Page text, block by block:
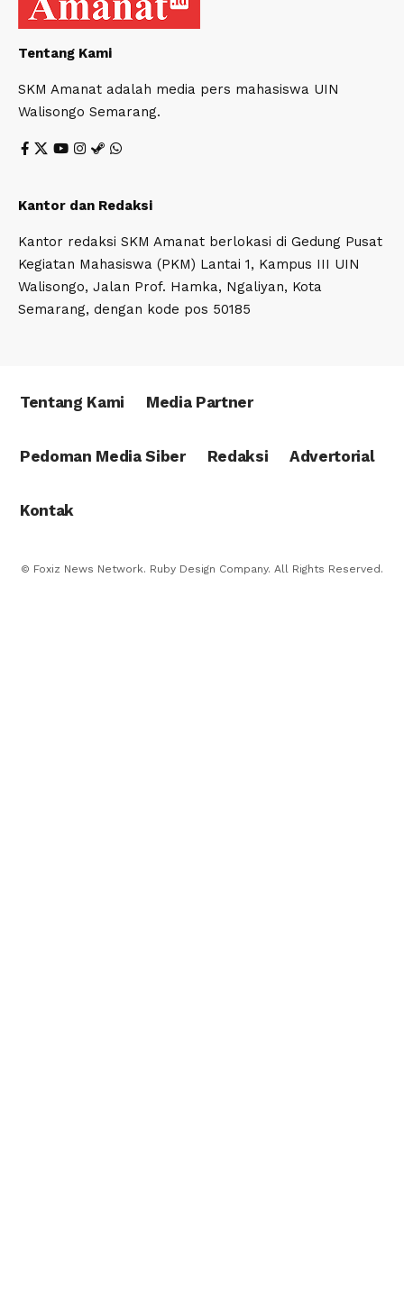
Tentang Kami
SKM Amanat adalah media pers mahasiswa UIN
Walisongo Semarang.
Kantor dan Redaksi
Kantor redaksi SKM Amanat berlokasi di Gedung Pusat
Kegiatan Mahasiswa (PKM) Lantai 1, Kampus III UIN
Walisongo, Jalan Prof. Hamka, Ngaliyan, Kota
Semarang, dengan kode pos 50185
Tentang Kami Media Partner
Pedoman Media Siber Redaksi Advertorial
Kontak
© Foxiz News Network. Ruby Design Company. All Rights Reserved.